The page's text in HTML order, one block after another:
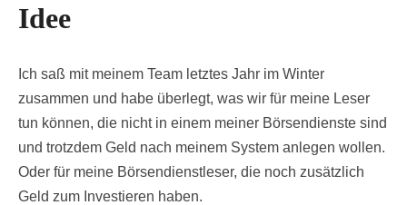
Idee
Ich saß mit meinem Team letztes Jahr im Winter
zusammen und habe überlegt, was wir für meine Leser
tun können, die nicht in einem meiner Börsendienste sind
und trotzdem Geld nach meinem System anlegen wollen.
Oder für meine Börsendienstleser, die noch zusätzlich
Geld zum Investieren haben.